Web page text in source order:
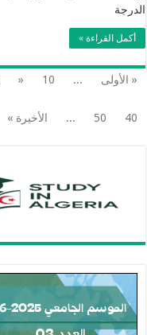
الدرجة
أكمل القراءة »
« الأولى ...
10
«
40
50
... الأخيرة »